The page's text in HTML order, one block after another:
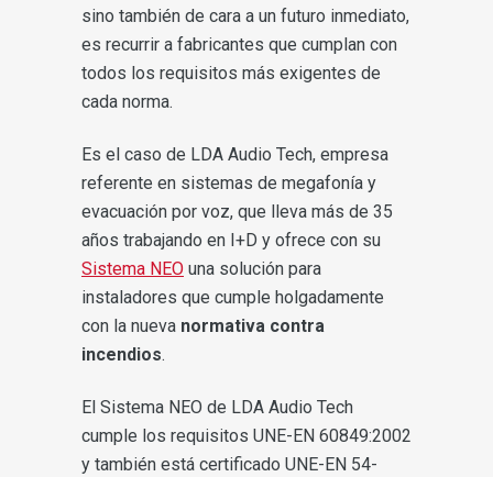
sino también de cara a un futuro inmediato,
es recurrir a fabricantes que cumplan con
todos los requisitos más exigentes de
cada norma.
Es el caso de LDA Audio Tech, empresa
referente en sistemas de megafonía y
evacuación por voz, que lleva más de 35
años trabajando en I+D y ofrece con su
Sistema NEO una solución para
instaladores que cumple holgadamente
con la nueva normativa contra
incendios.
El Sistema NEO de LDA Audio Tech
cumple los requisitos UNE-EN 60849:2002
y también está certificado UNE-EN 54-